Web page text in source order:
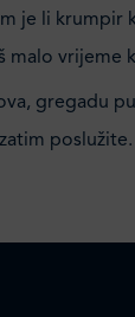
je li krumpir
malo vrijeme
gregadu
poslužite.